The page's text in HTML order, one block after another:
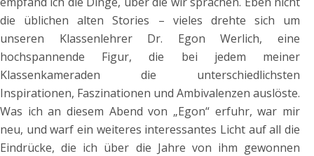
die üblichen alten Stories – vieles drehte sich um
unseren Klassenlehrer Dr. Egon Werlich, eine
hochspannende Figur, die bei jedem meiner
Klassenkameraden die unterschiedlichsten
Inspirationen, Faszinationen und Ambivalenzen auslöste.
Was ich an diesem Abend von „Egon“ erfuhr, war mir
neu, und warf ein weiteres interessantes Licht auf all die
Eindrücke, die ich über die Jahre von ihm gewonnen